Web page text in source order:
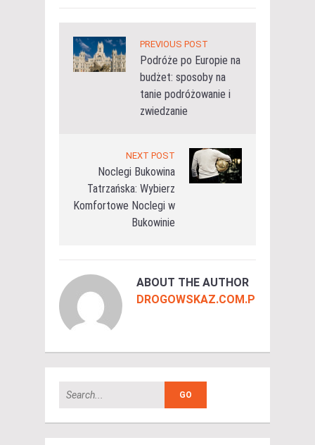
PREVIOUS POST
Podróże po Europie na
budżet: sposoby na
tanie podróżowanie i
zwiedzanie
NEXT POST
Noclegi Bukowina
Tatrzańska: Wybierz
Komfortowe Noclegi w
Bukowinie
ABOUT THE AUTHOR
DROGOWSKAZ.COM.PL